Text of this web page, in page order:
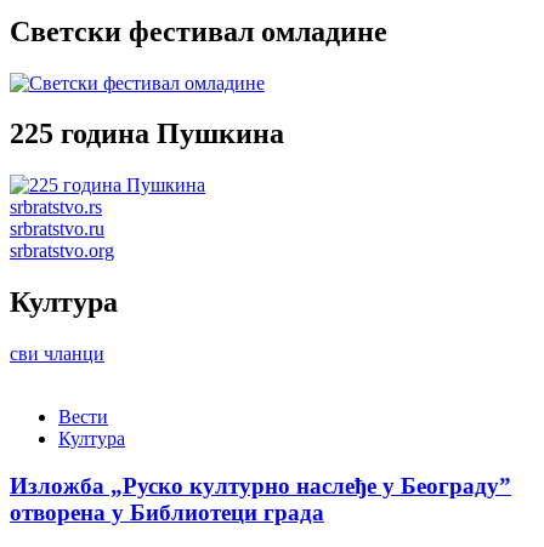
Светски фестивал омладине
225 година Пушкина
srbratstvo.rs
srbratstvo.ru
srbratstvo.org
Култура
сви чланци
Вести
Култура
Изложба „Руско културно наслеђе у Београду”
отворена у Библиотеци града